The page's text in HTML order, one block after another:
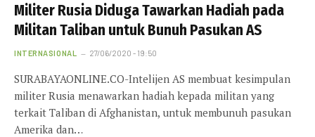
Militer Rusia Diduga Tawarkan Hadiah pada
Militan Taliban untuk Bunuh Pasukan AS
INTERNASIONAL 27/06/2020 - 19:50
SURABAYAONLINE.CO-Intelijen AS membuat kesimpulan
militer Rusia menawarkan hadiah kepada militan yang
terkait Taliban di Afghanistan, untuk membunuh pasukan
Amerika dan…